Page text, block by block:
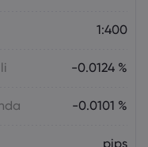
1:400
-0.0124 %
-0.0101 %
pips